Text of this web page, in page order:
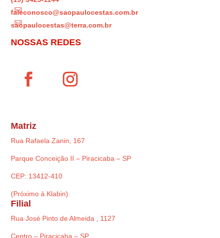

faleconosco@saopaulocestas.com.br

saopaulocestas@terra.com.br
NOSSAS REDES
Matriz
Rua Rafaela Zanin, 167
Parque Conceição II – Piracicaba – SP
CEP: 13412-410
(Próximo à Klabin)
Filial
Rua José Pinto de Almeida , 1127
Centro – Piracicaba – SP